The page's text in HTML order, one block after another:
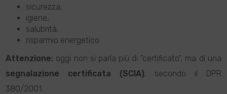
sicurezza,
igiene,
salubrità,
risparmio energetico.
Attenzione: oggi non si parla più di "certificato", ma di una
segnalazione certificata (SCIA), secondo il DPR
380/2001.